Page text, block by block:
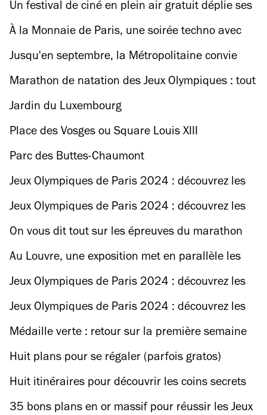
Grandes Eaux Nocturnes du Château de
Versailles
Un festival de ciné en plein air gratuit déplie ses
écrans dans des jardins parisiens
À la Monnaie de Paris, une soirée techno avec
un système son à 360 degrés
Jusqu'en septembre, la Métropolitaine convie
100 artistes à investir 13 lieux d'art
contemporain francilien
Marathon de natation des Jeux Olympiques : tout
savoir sur ces épreuves à voir gratuitement le
long de la Seine
Jardin du Luxembourg
Place des Vosges ou Square Louis XIII
Parc des Buttes-Chaumont
Jeux Olympiques de Paris 2024 : découvrez les
meilleurs plans à faire le samedi 10 août
Jeux Olympiques de Paris 2024 : découvrez les
meilleurs plans à faire le vendredi 9 août
On vous dit tout sur les épreuves du marathon
olympique, à voir gratuitement ce week-end dans
les rues de Paris
Au Louvre, une exposition met en parallèle les
Jeux olympiques antiques et modernes
Jeux Olympiques de Paris 2024 : découvrez les
meilleurs plans à faire le jeudi 8 août
Jeux Olympiques de Paris 2024 : découvrez les
meilleurs plans à faire le mercredi 7 août
Médaille verte : retour sur la première semaine
olympique de Snoop Dogg à Paris
Huit plans pour se régaler (parfois gratos)
pendant les JO
Huit itinéraires pour découvrir les coins secrets
de la Catalogne
35 bons plans en or massif pour réussir les Jeux